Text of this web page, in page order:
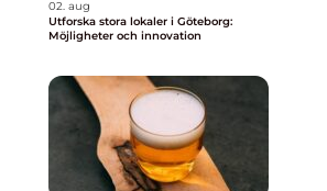
02. aug
Utforska stora lokaler i Göteborg:
Möjligheter och innovation